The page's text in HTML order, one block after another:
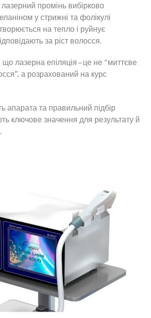
промінь вибірково
у стрижні та фолікулі
на тепло і руйнує
за ріст волосся.
що лазерна епіляція – це не “миттєве
а розрахований на курс
апарата та правильний підбір
ключове значення для результату й